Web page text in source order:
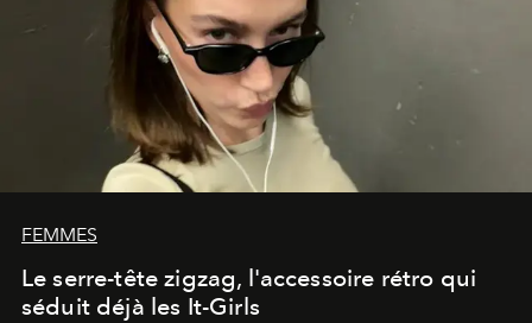
FEMMES
Le serre-tête zigzag, l'accessoire rétro qui
séduit déjà les It-Girls